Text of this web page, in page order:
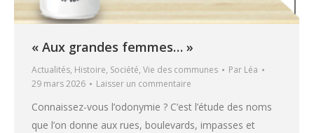
« Aux grandes femmes… »
Actualités, Histoire, Société, Vie des communes Par Léa
29 mars 2026
Laisser un commentaire
Connaissez-vous l’odonymie ? C’est l’étude des noms
que l’on donne aux rues, boulevards, impasses et